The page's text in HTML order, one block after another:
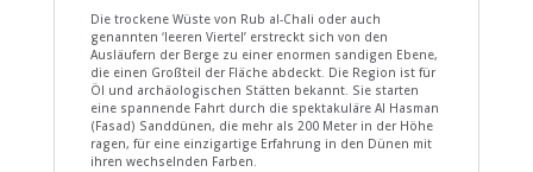
Die trockene Wüste von Rub al-Chali oder auch
genannten ‘leeren Viertel’ erstreckt sich von den
Ausläufern der Berge zu einer enormen sandigen Ebene,
die einen Großteil der Fläche abdeckt. Die Region ist für
Öl und archäologischen Stätten bekannt. Sie starten
eine spannende Fahrt durch die spektakuläre Al Hasman
(Fasad) Sanddünen, die mehr als 200 Meter in der Höhe
ragen, für eine einzigartige Erfahrung in den Dünen mit
ihren wechselnden Farben.